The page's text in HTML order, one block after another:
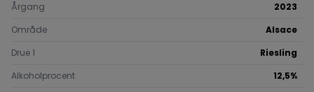
Årgang
2023
Område
Alsace
Drue 1
Riesling
Alkoholprocent
12,5%